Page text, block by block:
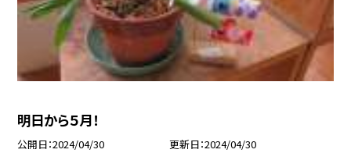
明日から５月！
公開日 2024/04/30 更新日 2024/04/30